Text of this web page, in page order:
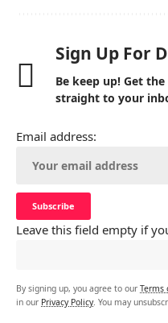
Sign Up For
Be keep up! Get
straight to your
Email address:
Leave this field empty if
By signing up, you agree to our Terms
in our Privacy Policy. You may